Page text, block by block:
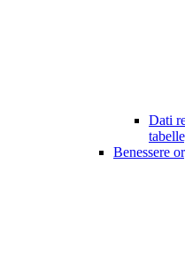
Dati
Benessere